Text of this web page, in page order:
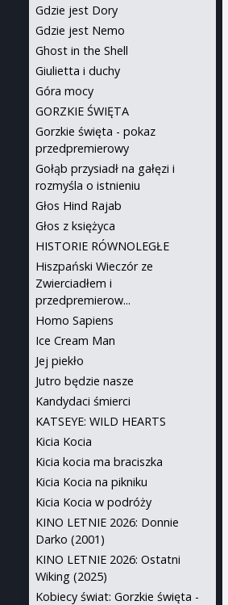
Gdzie jest Dory
Gdzie jest Nemo
Ghost in the Shell
Giulietta i duchy
Góra mocy
GORZKIE ŚWIĘTA
Gorzkie święta - pokaz
przedpremierowy
Gołąb przysiadł na gałęzi i
rozmyśla o istnieniu
Głos Hind Rajab
Głos z księżyca
HISTORIE RÓWNOLEGŁE
Hiszpański Wieczór ze
Zwierciadłem i
przedpremierow...
Homo Sapiens
Ice Cream Man
Jej piekło
Jutro będzie nasze
Kandydaci śmierci
KATSEYE: WILD HEARTS
Kicia Kocia
Kicia kocia ma braciszka
Kicia Kocia na pikniku
Kicia Kocia w podróży
KINO LETNIE 2026: Donnie
Darko (2001)
KINO LETNIE 2026: Ostatni
Wiking (2025)
Kobiecy świat: Gorzkie święta -